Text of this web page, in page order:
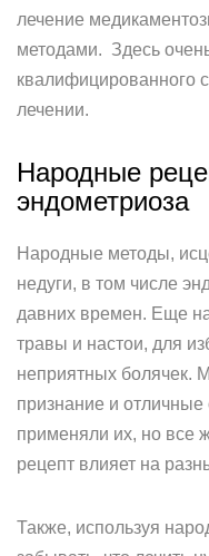
лечение
методами. Здесь
квалифицированного
лечении.
Народные
эндометриоза
Народные методы,
недуги, в том числе
давних времен. Еще
травы и настои, для
неприятных болячек.
признание и
применяли их, но все
рецепт влияет на
Также, используя